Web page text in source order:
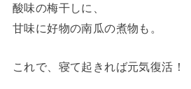
酸味の梅干しに、
甘味に好物の南瓜の煮物も。
これで、寝て起きれば元気復活！